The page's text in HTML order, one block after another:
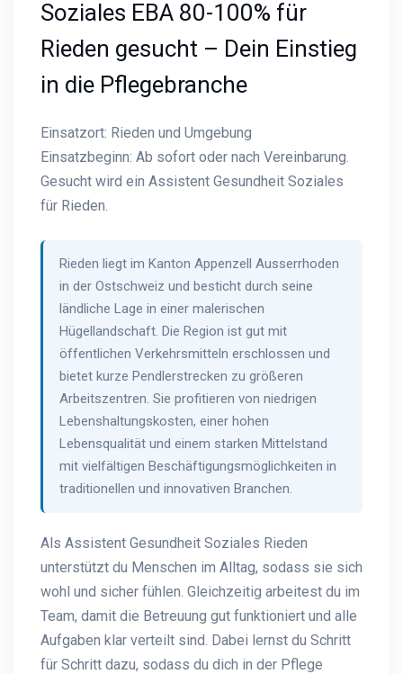
Soziales EBA 80-100% für
Rieden gesucht – Dein Einstieg
in die Pflegebranche
Einsatzort: Rieden und Umgebung
Einsatzbeginn: Ab sofort oder nach Vereinbarung.
Gesucht wird ein Assistent Gesundheit Soziales
für Rieden.
Rieden liegt im Kanton Appenzell Ausserrhoden
in der Ostschweiz und besticht durch seine
ländliche Lage in einer malerischen
Hügellandschaft. Die Region ist gut mit
öffentlichen Verkehrsmitteln erschlossen und
bietet kurze Pendlerstrecken zu größeren
Arbeitszentren. Sie profitieren von niedrigen
Lebenshaltungskosten, einer hohen
Lebensqualität und einem starken Mittelstand
mit vielfältigen Beschäftigungsmöglichkeiten in
traditionellen und innovativen Branchen.
Als Assistent Gesundheit Soziales Rieden
unterstützt du Menschen im Alltag, sodass sie sich
wohl und sicher fühlen. Gleichzeitig arbeitest du im
Team, damit die Betreuung gut funktioniert und alle
Aufgaben klar verteilt sind. Dabei lernst du Schritt
für Schritt dazu, sodass du dich in der Pflege